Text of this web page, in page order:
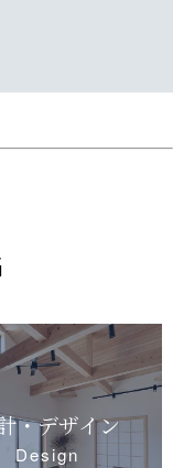
・デザイン
Design